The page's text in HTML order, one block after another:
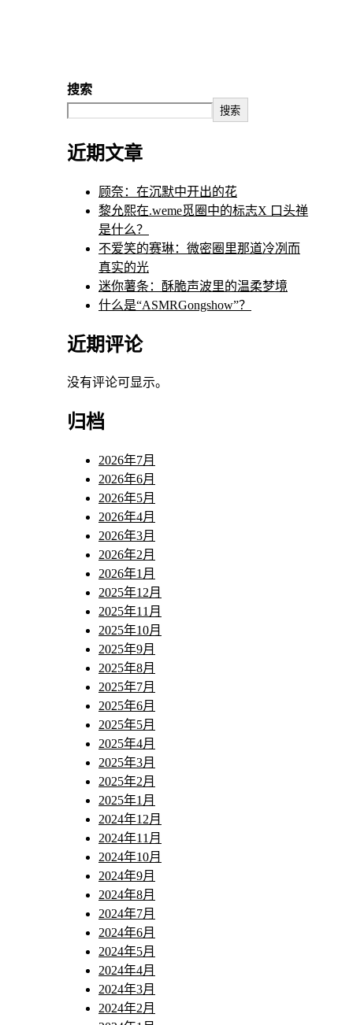
搜索
搜索
近期文章
顾奈：在沉默中开出的花
黎允熙在.weme觅圈中的标志X 口头禅
是什么？
不爱笑的赛琳：微密圈里那道冷冽而
真实的光
迷你薯条：酥脆声波里的温柔梦境
什么是“ASMRGongshow”？
近期评论
没有评论可显示。
归档
2026年7月
2026年6月
2026年5月
2026年4月
2026年3月
2026年2月
2026年1月
2025年12月
2025年11月
2025年10月
2025年9月
2025年8月
2025年7月
2025年6月
2025年5月
2025年4月
2025年3月
2025年2月
2025年1月
2024年12月
2024年11月
2024年10月
2024年9月
2024年8月
2024年7月
2024年6月
2024年5月
2024年4月
2024年3月
2024年2月